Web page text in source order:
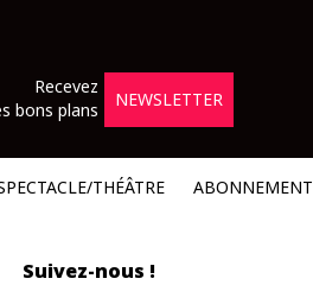
Recevez
bons plans
NEWSLETTER
THÉÂTRE ABONNEMENT
Suivez-nous !